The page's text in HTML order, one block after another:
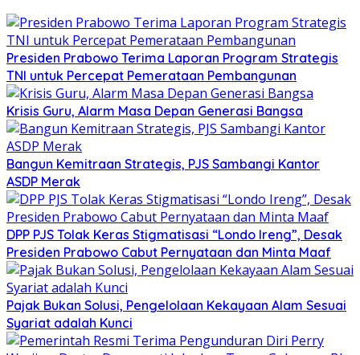
Presiden Prabowo Terima Laporan Program Strategis
TNI untuk Percepat Pemerataan Pembangunan
Krisis Guru, Alarm Masa Depan Generasi Bangsa
Bangun Kemitraan Strategis, PJS Sambangi Kantor
ASDP Merak
DPP PJS Tolak Keras Stigmatisasi “Londo Ireng”, Desak
Presiden Prabowo Cabut Pernyataan dan Minta Maaf
Pajak Bukan Solusi, Pengelolaan Kekayaan Alam Sesuai
Syariat adalah Kunci